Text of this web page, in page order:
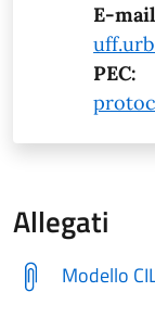
E-
PEC:
Allegati
Modello